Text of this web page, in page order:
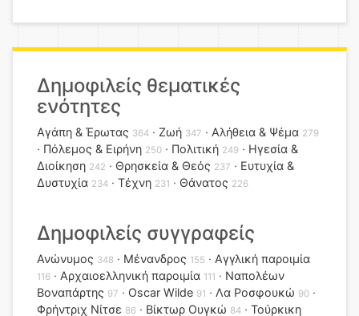
Δημοφιλείς θεματικές
ενότητες
Αγάπη & Έρωτας 364 Ζωή 347 Αλήθεια & Ψέμα 279
Πόλεμος & Ειρήνη 250 Πολιτική 249
Ηγεσία &
Διοίκηση 242 Θρησκεία & Θεός 237
Ευτυχία &
Δυστυχία 234 Τέχνη 231 Θάνατος 226
Δημοφιλείς συγγραφείς
Ανώνυμος 348 Μένανδρος 155 Αγγλική παροιμία
116 Αρχαιοελληνική παροιμία 111
Ναπολέων
Βοναπάρτης 97 Oscar Wilde 91 Λα Ροσφουκώ 90
Φρήντριχ Νίτσε 86 Βίκτωρ Ουγκώ 84 Τούρκικη